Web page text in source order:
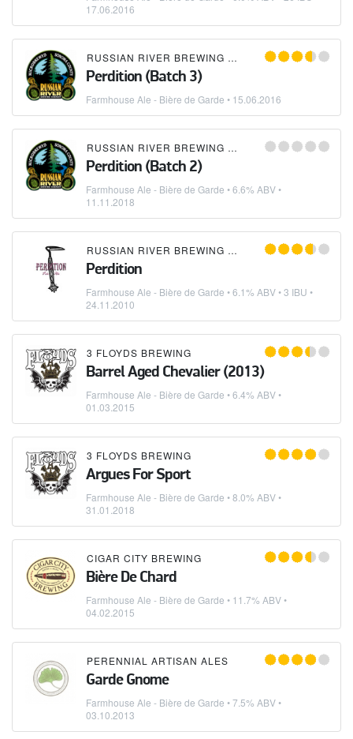
17.06.2016
RUSSIAN RIVER BREWING COMPANY
Perdition (Batch 3)
Farmhouse Ale - Bière de Garde • 15.06.2016
RUSSIAN RIVER BREWING COMPANY
Perdition (Batch 2)
Farmhouse Ale - Bière de Garde • 6.6% ABV •
11.11.2018
RUSSIAN RIVER BREWING COMPANY
Perdition
Farmhouse Ale - Bière de Garde • 6.1% ABV • 3 IBU •
24.11.2010
3 FLOYDS BREWING
Barrel Aged Chevalier (2013)
Farmhouse Ale - Bière de Garde • 6.4% ABV •
01.03.2015
3 FLOYDS BREWING
Argues For Sport
Farmhouse Ale - Bière de Garde • 8.0% ABV •
31.01.2018
CIGAR CITY BREWING
Bière De Chard
Farmhouse Ale - Bière de Garde • 11.7% ABV •
04.02.2015
PERENNIAL ARTISAN ALES
Garde Gnome
Farmhouse Ale - Bière de Garde • 7.5% ABV •
03.10.2013